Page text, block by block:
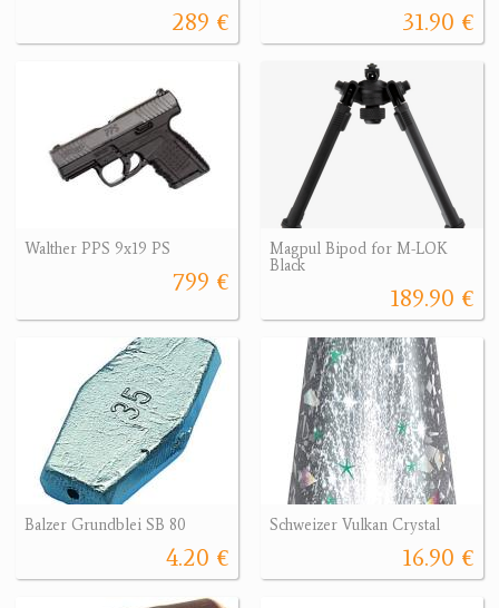
289 € 31.90 €
Walther PPS 9x19 PS
799 €
Magpul Bipod for M-LOK
Black
189.90 €
Balzer Grundblei SB 80
4.20 €
Schweizer Vulkan Crystal
16.90 €